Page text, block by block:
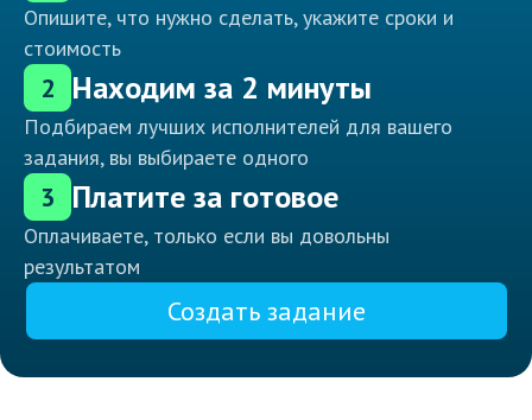
Опишите, что нужно сделать, укажите сроки и
стоимость
2 Находим за 2 минуты
Подбираем лучших исполнителей для вашего
задания, вы выбираете одного
3 Платите за готовое
Оплачиваете, только если вы довольны
результатом
Создать задание